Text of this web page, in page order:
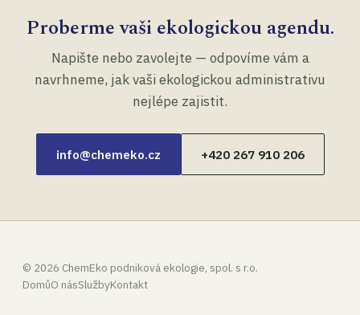
Proberme vaši ekologickou agendu.
Napište nebo zavolejte — odpovíme vám a
navrhneme, jak vaši ekologickou administrativu
nejlépe zajistit.
info@chemeko.cz +420 267 910 206
© 2026 ChemEko podniková ekologie, spol. s r.o.
DomůO násSlužbyKontakt